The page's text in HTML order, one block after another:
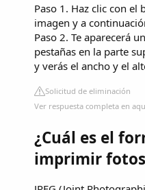
Paso 1. Haz clic con el
imagen y a
Paso 2. Te aparecerá
pestañas en la parte
y verás el ancho y el
Solicitud de eliminación
Ver respuesta completa en
¿Cuál es el
imprimir